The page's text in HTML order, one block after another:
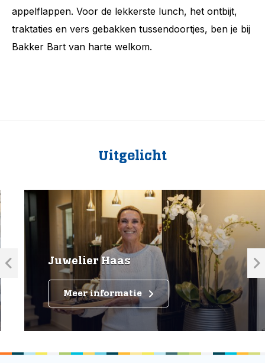
appelflappen. Voor de lekkerste lunch, het ontbijt,
traktaties en vers gebakken tussendoortjes, ben je bij
Bakker Bart van harte welkom.
Uitgelicht
Juwelier Haas
Meer informatie